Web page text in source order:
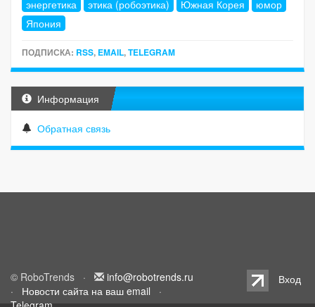
энергетика
этика (робоэтика) Южная Корея
юмор
Япония
ПОДПИСКА: RSS, EMAIL,TELEGRAM
Информация
Обратная связь
© RoboTrends ·
info@robotrends.ru
· Новости сайта на ваш email ·
Вход